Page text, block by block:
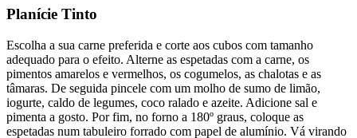
Planície Tinto
Escolha a sua carne preferida e corte aos cubos com tamanho
adequado para o efeito. Alterne as espetadas com a carne, os
pimentos amarelos e vermelhos, os cogumelos, as chalotas e as
tâmaras. De seguida pincele com um molho de sumo de limão,
iogurte, caldo de legumes, coco ralado e azeite. Adicione sal e
pimenta a gosto. Por fim, no forno a 180º graus, coloque as
espetadas num tabuleiro forrado com papel de alumínio. Vá virando